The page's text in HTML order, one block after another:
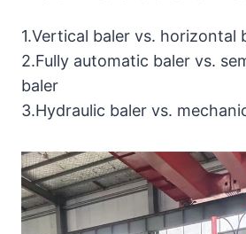
1.Vertical baler vs. horizontal
2.Fully automatic baler vs.
baler
3.Hydraulic baler vs.